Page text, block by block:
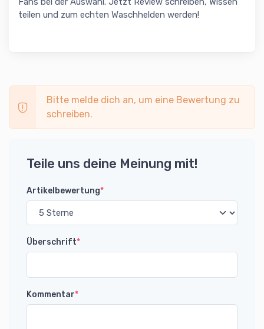
teilen und zum echten Waschhelden werden!
Bitte melde dich an, um eine Bewertung zu
schreiben.
Teile uns deine Meinung mit!
Artikelbewertung*
Überschrift*
Kommentar*